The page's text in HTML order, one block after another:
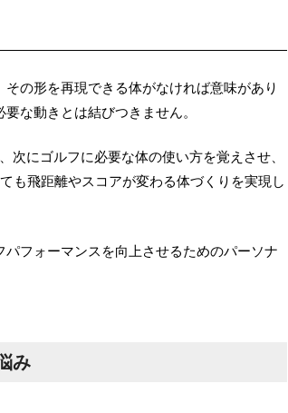
の形を再現できる体がなければ意味があり
な動きとは結びつきません。
にゴルフに必要な体の使い方を覚えさせ、
も飛距離やスコアが変わる体づくりを実現し
フォーマンスを向上させるためのパーソナ
み